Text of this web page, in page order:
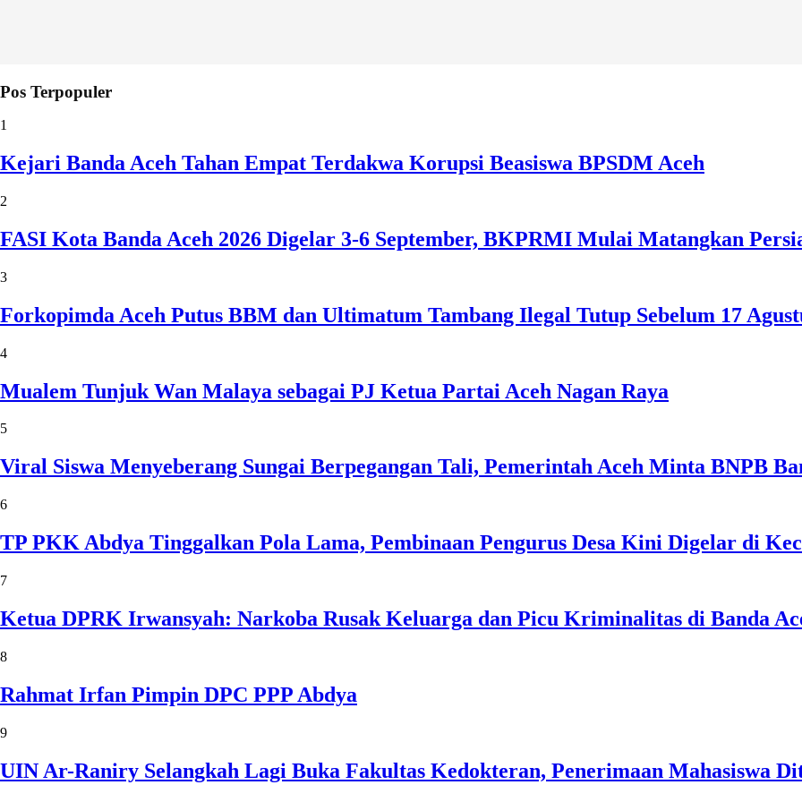
Pos Terpopuler
1
Kejari Banda Aceh Tahan Empat Terdakwa Korupsi Beasiswa BPSDM Aceh
2
FASI Kota Banda Aceh 2026 Digelar 3-6 September, BKPRMI Mulai Matangkan
3
Forkopimda Aceh Putus BBM dan Ultimatum Tambang Ilegal Tutup Sebelum 17
4
Mualem Tunjuk Wan Malaya sebagai PJ Ketua Partai Aceh Nagan Raya
5
Viral Siswa Menyeberang Sungai Berpegangan Tali, Pemerintah Aceh Minta BNPB
6
TP PKK Abdya Tinggalkan Pola Lama, Pembinaan Pengurus Desa Kini Digelar di
7
Ketua DPRK Irwansyah: Narkoba Rusak Keluarga dan Picu Kriminalitas di Banda
8
Rahmat Irfan Pimpin DPC PPP Abdya
9
UIN Ar-Raniry Selangkah Lagi Buka Fakultas Kedokteran, Penerimaan Mahasiswa